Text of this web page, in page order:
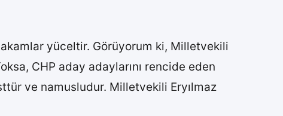
yüceltir. Görüyorum ki, Milletvekili
CHP aday adaylarını rencide eden
ve namusludur. Milletvekili Eryılmaz